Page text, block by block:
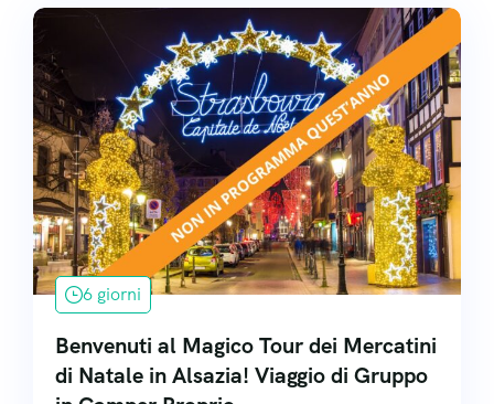
6 giorni
Benvenuti al Magico Tour dei Mercatini
di Natale in Alsazia! Viaggio di Gruppo